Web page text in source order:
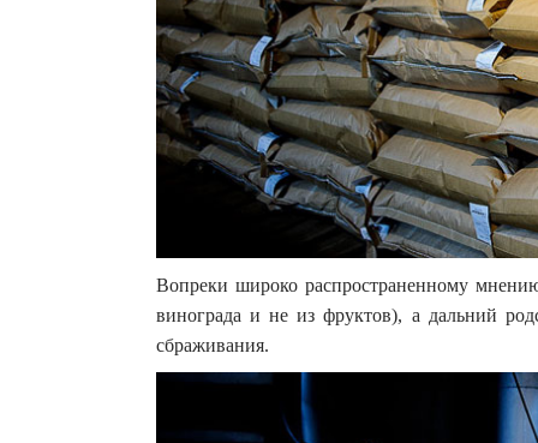
Вопреки широко распространенному
винограда и не из фруктов), а дальний
сбраживания.